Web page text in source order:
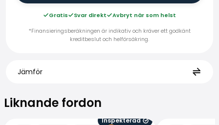
Gratis Svar direkt
Avbryt när som helst
*Finansieringsberäkningen är indikativ och kräver ett godkänt
kreditbeslut och helförsäkring.
Jämför
Liknande fordon
Inspekterad